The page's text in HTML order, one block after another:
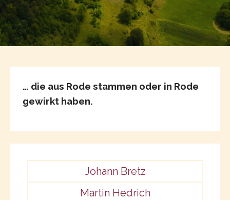
… die aus Rode stammen oder in Rode
gewirkt haben.
Johann Bretz
Martin Hedrich